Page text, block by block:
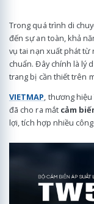
Trong quá trình di
đến sự an toàn, khả
vụ tai nạn xuất phát
chuẩn. Đây chính là lý
trang bị cần thiết trên
VIETMAP, thương
đã cho ra mắt cảm
lợi, tích hợp nhiều